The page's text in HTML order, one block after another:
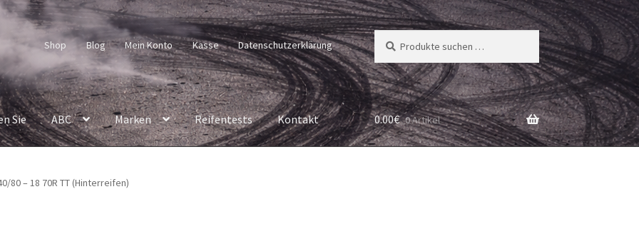
Shop Blog Mein Konto Kasse Datenschutzerklärung
Suchen
nach:
Suchen
Sie ABC Marken Reifentests Kontakt 0.00€ 0 Artikel
80 – 18 70R TT (Hinterreifen)